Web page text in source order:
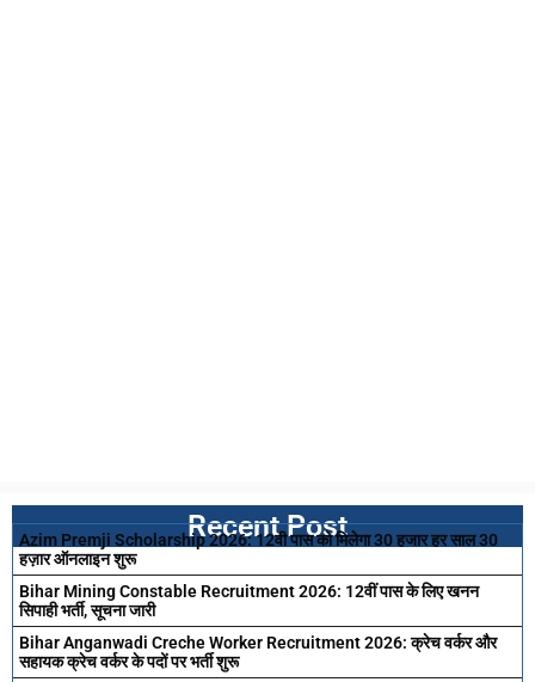
Recent Post
Azim Premji Scholarship 2026: 12वी पास को मिलेगा 30 हजार हर साल 30
हज़ार ऑनलाइन शुरू
Bihar Mining Constable Recruitment 2026: 12वीं पास के लिए खनन
सिपाही भर्ती, सूचना जारी
Bihar Anganwadi Creche Worker Recruitment 2026: क्रेच वर्कर और
सहायक क्रेच वर्कर के पदों पर भर्ती शुरू